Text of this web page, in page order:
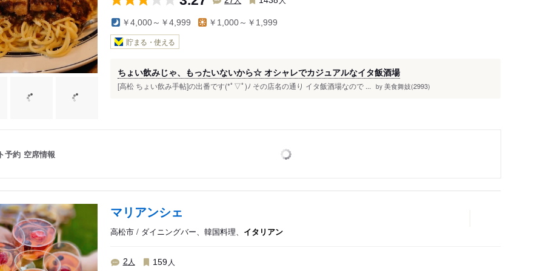
￥4,000～￥4,999 ￥1,000～￥1,999
貯まる・使える
ちょい飲みじゃ、もったいないから☆ オシャレでカジュアルなイタ飯酒場
[高松 ちょい飲み手帖]の出番です(*ﾟ▽ﾟ)ﾉ その店名の通り イタ飯酒場なので ... by 美食舞妓(2993)
予約 空席情報
マリアンシェ
高松市 / ダイニングバー、韓国料理、 イタリアン
2 人 159 人